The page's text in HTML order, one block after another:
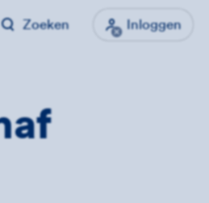
Zoeken Inloggen